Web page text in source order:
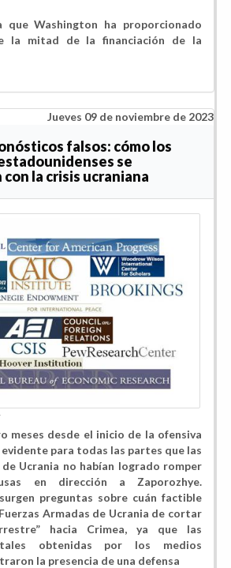
que Washington ha proporcionado
la mitad de la financiación de la
Jueves 09 de noviembre de 2023
falsos: cómo los
se
la crisis ucraniana
meses desde el inicio de la ofensiva
evidente para todas las partes que las
de Ucrania no habían logrado romper
en dirección a Zaporozhye.
preguntas sobre cuán factible
Armadas de Ucrania de cortar
hacia Crimea, ya que las
obtenidas por los medios
la presencia de una defensa